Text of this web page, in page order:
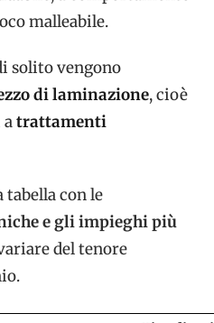
malleabile.
solito vengono
di laminazione, cioè
atrattamenti
tabella con le
e gli impieghi più
del tenore